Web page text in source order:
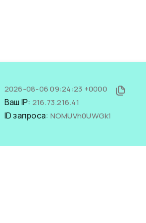
2026-08-06 09:24:23 +0000
Ваш IP: 216.73.216.41
ID запроса: NOMUVh0UWGk1